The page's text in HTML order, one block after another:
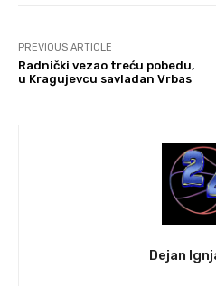
PREVIOUS ARTICLE
Radnički vezao treću pobedu,
u Kragujevcu savladan Vrbas
Dejan